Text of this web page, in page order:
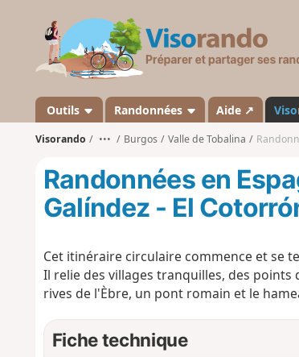
Outils Randonnées Aide ↗ Viso
Visorando ••• Burgos Valle de Tobalina
Randonnées en
Galíndez - El
Cet itinéraire circulaire commence et se
Il relie des villages tranquilles, des
rives de l'Èbre, un pont romain et le
Fiche technique